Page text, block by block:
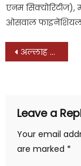
एनम
ओसवाल
Post
अल्लाह के दरबार में पहुंचे आरएसएस प्रमुख मोहन भागवत, इमाम इलियासी बोले- राष्ट्रपिता आ गए, पढ़ें पूरी खबर
Leave a
Your email
are marked *